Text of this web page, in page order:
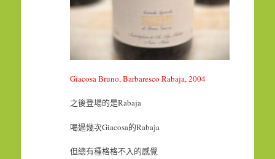
Giacosa Bruno, Barbaresco Rabaja, 2004
之後登場的是Rabaja
喝過幾次Giacosa的Rabaja
但總有種格格不入的感覺